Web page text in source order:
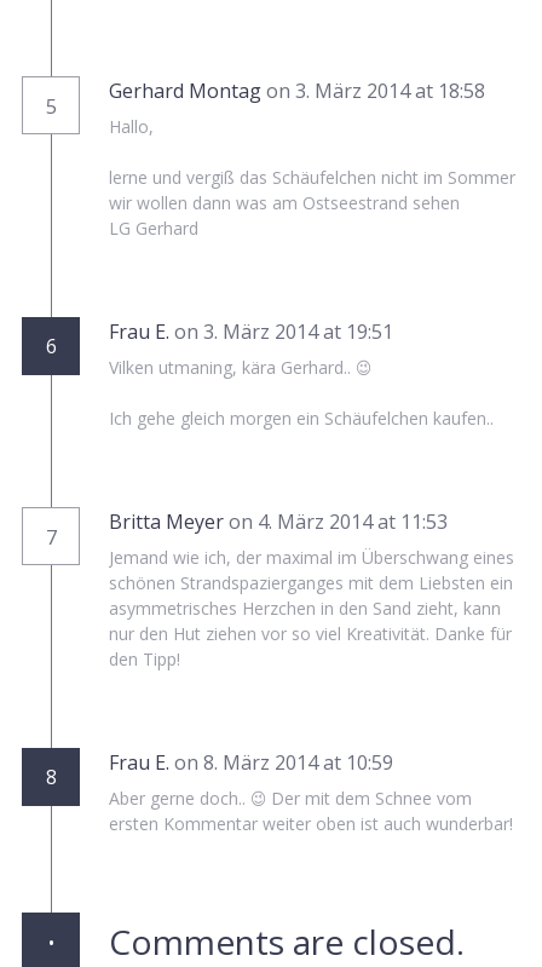
5
Gerhard Montagon 3. März 2014 at 18:58
Hallo,
lerne und vergiß das Schäufelchen nicht im Sommer
wir wollen dann was am Ostseestrand sehen
LG Gerhard
6
Frau E. on 3. März 2014 at 19:51
Vilken utmaning, kära Gerhard.. 😉
Ich gehe gleich morgen ein Schäufelchen kaufen..
7
Britta Meyeron 4. März 2014 at 11:53
Jemand wie ich, der maximal im Überschwang eines
schönen Strandspazierganges mit dem Liebsten ein
asymmetrisches Herzchen in den Sand zieht, kann
nur den Hut ziehen vor so viel Kreativität. Danke für
den Tipp!
8
Frau E. on 8. März 2014 at 10:59
Aber gerne doch.. 😉 Der mit dem Schnee vom
ersten Kommentar weiter oben ist auch wunderbar!
· Comments are closed.